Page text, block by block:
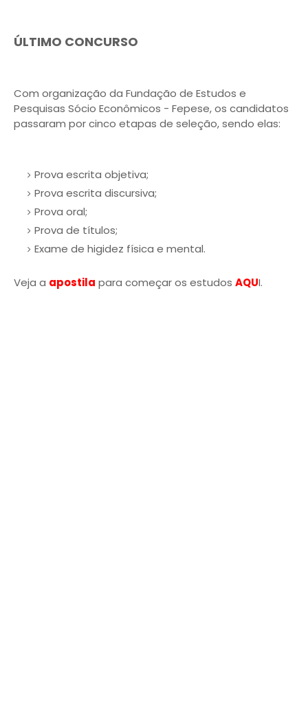
ÚLTIMO CONCURSO
Com organização da Fundação de Estudos e
Pesquisas Sócio Econômicos - Fepese, os candidatos
passaram por cinco etapas de seleção, sendo elas:
Prova escrita objetiva;
Prova escrita discursiva;
Prova oral;
Prova de títulos;
Exame de higidez física e mental.
Veja a apostila para começar os estudos AQUI.